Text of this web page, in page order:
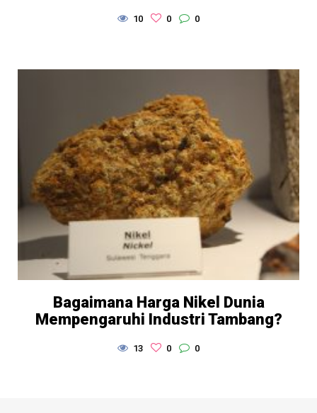
10 0 0
Bagaimana Harga Nikel Dunia
Mempengaruhi Industri Tambang?
13 0 0